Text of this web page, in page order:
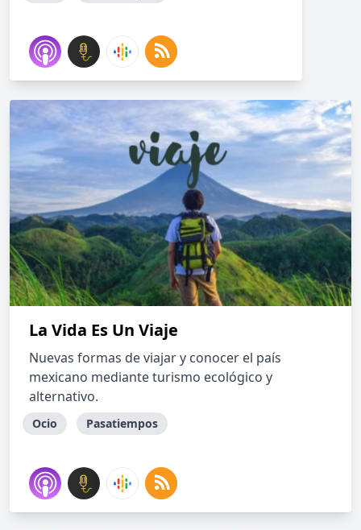
La Vida Es Un Viaje
Nuevas formas de viajar y conocer el país
mexicano mediante turismo ecológico y
alternativo.
Ocio Pasatiempos